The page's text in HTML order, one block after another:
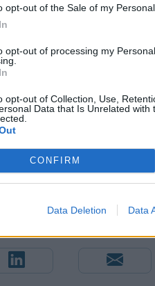
opt-out of the Sale of my Personal
opt-out of processing my
opt-out of Collection, Use,
Data that Is Unrelated with
CONFIRM
Data Deletion Data
ανοίξει μέτωπο
Γάζας. Το Σάββατο
Μπεν Γκουριόν του